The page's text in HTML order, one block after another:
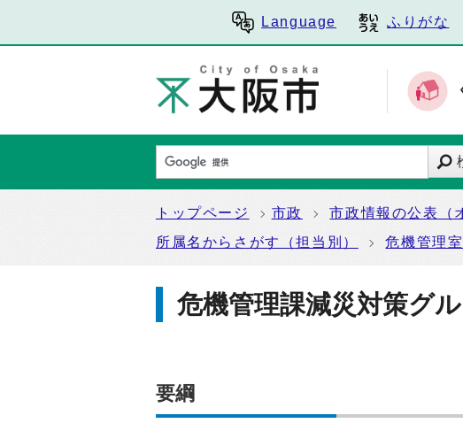
Language ふりがな
トップページ 市政 市政情報の公表（
所属名からさがす（担当別）
危機管理室
危機管理課減災対策グ
要綱